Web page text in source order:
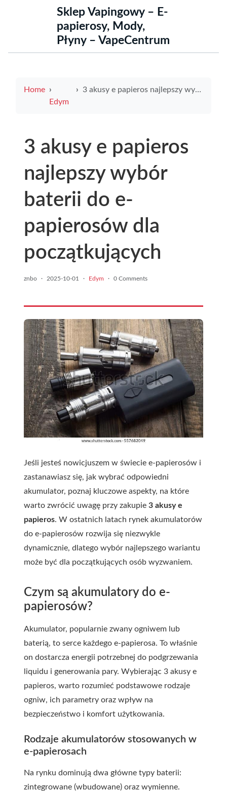
Sklep Vapingowy – E-
papierosy, Mody,
Płyny – VapeCentrum
Home
Edym
3 akusy e papieros najlepszy wybór baterii do e-papierosów dla początkujących
3 akusy e papieros
najlepszy wybór
baterii do e-
papierosów dla
początkujących
znbo · 2025-10-01 · Edym · 0 Comments
Jeśli jesteś nowicjuszem w świecie e-papierosów i
zastanawiasz się, jak wybrać odpowiedni
akumulator, poznaj kluczowe aspekty, na które
warto zwrócić uwagę przy zakupie 3 akusy e
papieros. W ostatnich latach rynek akumulatorów
do e-papierosów rozwija się niezwykle
dynamicznie, dlatego wybór najlepszego wariantu
może być dla początkujących osób wyzwaniem.
Czym są akumulatory do e-
papierosów?
Akumulator, popularnie zwany ogniwem lub
baterią, to serce każdego e-papierosa. To właśnie
on dostarcza energii potrzebnej do podgrzewania
liquidu i generowania pary. Wybierając 3 akusy e
papieros, warto rozumieć podstawowe rodzaje
ogniw, ich parametry oraz wpływ na
bezpieczeństwo i komfort użytkowania.
Rodzaje akumulatorów stosowanych w
e-papierosach
Na rynku dominują dwa główne typy baterii:
zintegrowane (wbudowane) oraz wymienne.